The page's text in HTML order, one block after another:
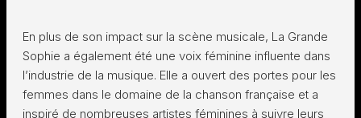
En plus de son impact sur la scène musicale, La Grande
Sophie a également été une voix féminine influente dans
l’industrie de la musique. Elle a ouvert des portes pour les
femmes dans le domaine de la chanson française et a
inspiré de nombreuses artistes féminines à suivre leurs